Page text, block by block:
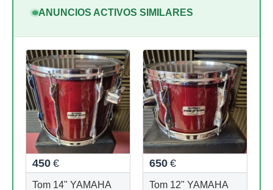
ANUNCIOS ACTIVOS SIMILARES
450 €
Tom 14" YAMAHA
650 €
Tom 12" YAMAHA